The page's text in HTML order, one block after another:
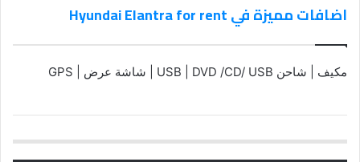
اضافات مميزة في Hyundai Elantra for rent
مكيف | شاحن USB | DVD /CD/ USB | شاشة عرض | GPS